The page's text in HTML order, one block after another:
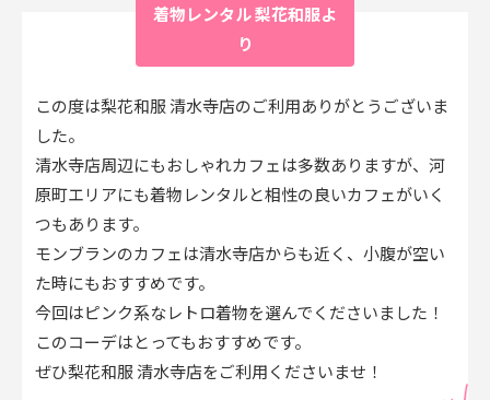
着物レンタル 梨花和服よ
り
この度は梨花和服 清水寺店のご利用ありがとうございま
した。
清水寺店周辺にもおしゃれカフェは多数ありますが、河
原町エリアにも着物レンタルと相性の良いカフェがいく
つもあります。
モンブランのカフェは清水寺店からも近く、小腹が空い
た時にもおすすめです。
今回はピンク系なレトロ着物を選んでくださいました！
このコーデはとってもおすすめです。
ぜひ梨花和服 清水寺店をご利用くださいませ！